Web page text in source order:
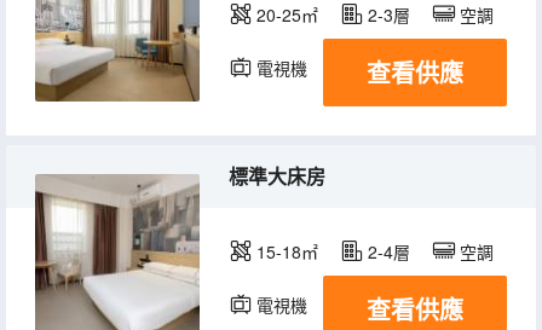
20-25㎡ 2-3層 空調
電視機 查看供應
標準大床房
15-18㎡ 2-4層 空調
電視機 查看供應